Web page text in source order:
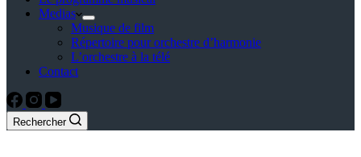
Medias
Musique de film
Répertoire pour orchestre d’harmonie
L’orchestre à la télé
Contact
Rechercher